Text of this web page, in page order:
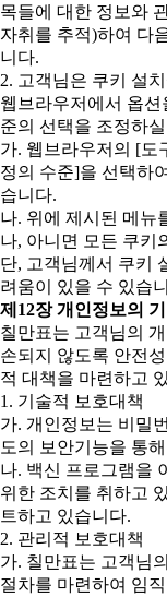
목들에 대한 정보와
자취를 추적)하여 다
니다.
2. 고객님은 쿠키 설
웹브라우저에서 옵
준의 선택을 조정하
가. 웹브라우저의 [도
정의 수준]을 선택하
습니다.
나. 위에 제시된 메뉴
나, 아니면 모든 쿠키
단, 고객님께서 쿠키
려움이 있을 수 있습
제12장 개인정보의
칠만표는 고객님의
손되지 않도록 안전
적 대책을 마련하고
1. 기술적 보호대책
가. 개인정보는 비밀
도의 보안기능을 통
나. 백신 프로그램을
위한 조치를 취하고
트하고 있습니다.
2. 관리적 보호대책
가. 칠만표는 고객님
절차를 마련하여 임